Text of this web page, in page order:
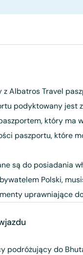
z Albatros Travel
podyktowany jest
który ma
paszportu, które
są do posiadania
Polski,
uprawniające
podróżujący do